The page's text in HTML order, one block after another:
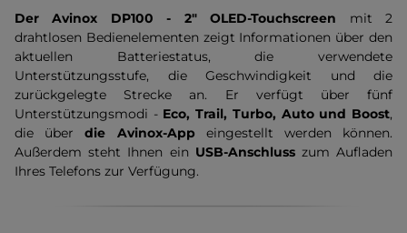
Der Avinox DP100 - 2" OLED-Touchscreen mit 2
drahtlosen Bedienelementen zeigt Informationen über den
aktuellen Batteriestatus, die verwendete
Unterstützungsstufe, die Geschwindigkeit und die
zurückgelegte Strecke an. Er verfügt über fünf
Unterstützungsmodi - Eco, Trail, Turbo, Auto und Boost,
die überdie Avinox-App eingestellt werden können.
Außerdem steht Ihnen ein USB-Anschluss zum Aufladen
Ihres Telefons zur Verfügung.